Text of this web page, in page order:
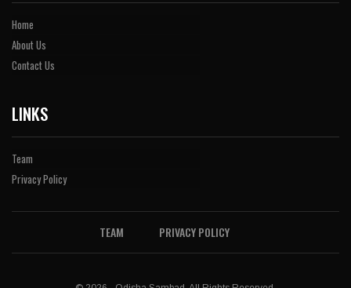
Home
About Us
Contact Us
LINKS
Team
Privacy Policy
TEAM PRIVACY POLICY